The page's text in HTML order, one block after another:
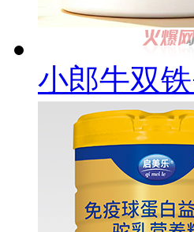
小郎牛双